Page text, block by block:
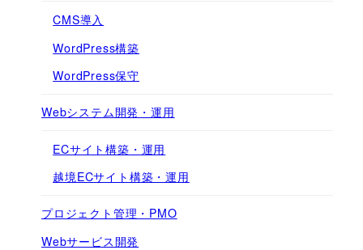
CMS導入
WordPress構築
WordPress保守
Webシステム開発・運用
ECサイト構築・運用
越境ECサイト構築・運用
プロジェクト管理・PMO
Webサービス開発